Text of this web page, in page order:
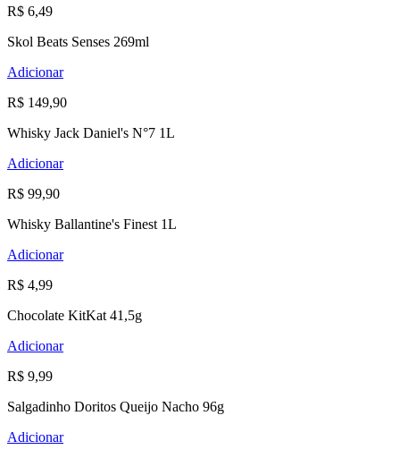
R$ 6,49
Skol Beats Senses 269ml
Adicionar
R$ 149,90
Whisky Jack Daniel's N°7 1L
Adicionar
R$ 99,90
Whisky Ballantine's Finest 1L
Adicionar
R$ 4,99
Chocolate KitKat 41,5g
Adicionar
R$ 9,99
Salgadinho Doritos Queijo Nacho 96g
Adicionar